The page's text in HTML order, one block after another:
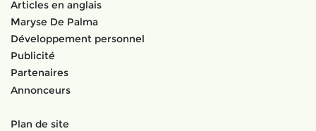
Articles en anglais
Maryse De Palma
Développement personnel
Publicité
Partenaires
Annonceurs
Plan de site